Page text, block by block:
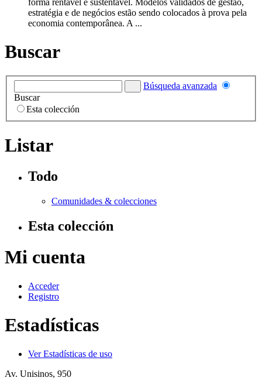
estratégia e de negócios estão sendo colocados à prova pela
economia contemporânea. A ...
Buscar
Búsqueda avanzada
Buscar
Esta colección
Listar
Todo
Comunidades & colecciones
Esta colección
Mi cuenta
Acceder
Registro
Estadísticas
Ver Estadísticas de uso
Av. Unisinos, 950